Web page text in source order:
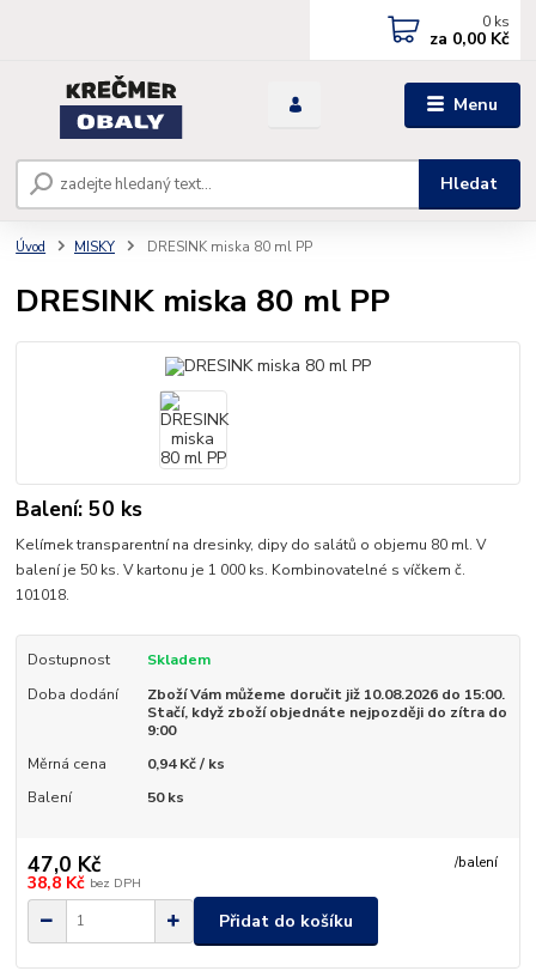
Menu
Hledat
0 ks
za 0,00 Kč
Úvod MISKY DRESINK miska 80 ml PP
DRESINK miska 80 ml PP
Balení: 50 ks
Kelímek transparentní na dresinky, dipy do salátů o objemu 80 ml. V
balení je 50 ks. V kartonu je 1 000 ks. Kombinovatelné s víčkem č.
101018.
Dostupnost
Skladem
Doba dodání
Zboží Vám můžeme doručit již 10.08.2026 do 15:00.
Stačí, když zboží objednáte nejpozději do zítra do
9:00
Měrná cena
0,94 Kč / ks
Balení
50 ks
47,0 Kč /balení
38,8 Kč bez DPH
Přidat do košíku